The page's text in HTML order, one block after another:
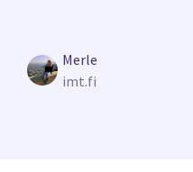
Merle
imt.fi